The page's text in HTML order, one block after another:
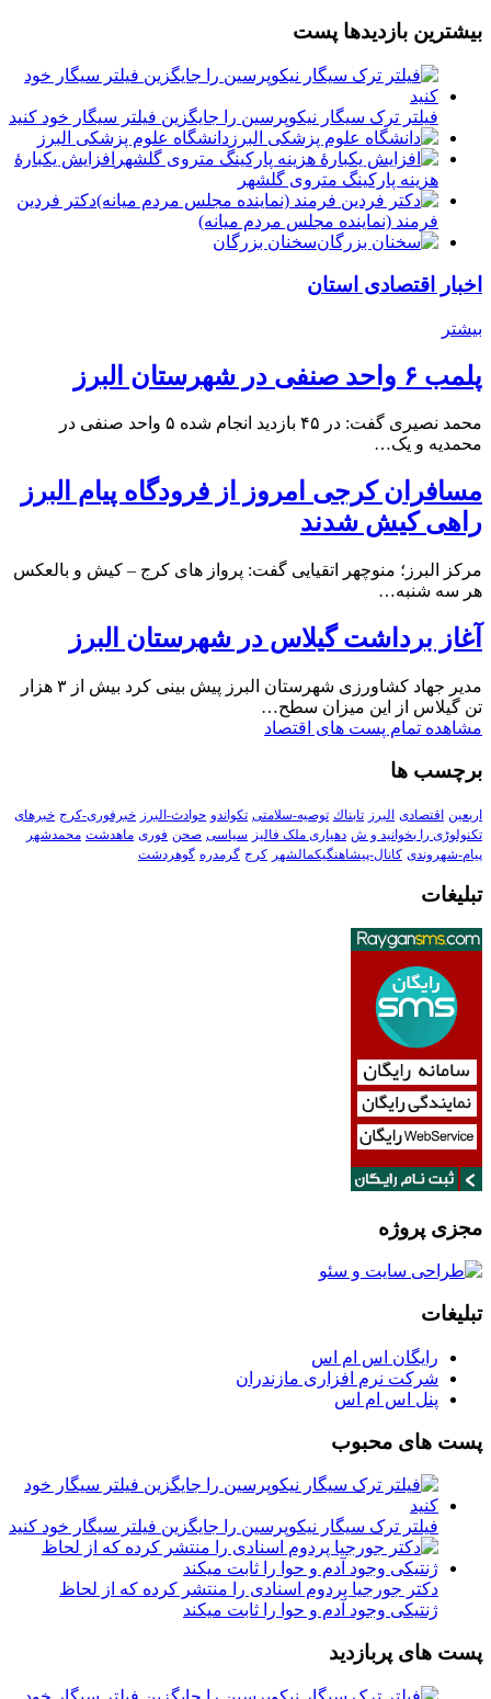
بیشترین بازدیدها پست
فیلتر ترک سیگار نیکوپرسین را جایگزین فیلتر سیگار خود کنید
دانشگاه علوم پزشکی البرز
افزایش یکبارۀ
هزینه پارکینگ متروی گلشهر
دكتر فردين
فرمند (نماينده مجلس مردم میانه)
سخنان بزرگان
اخبار اقتصادی استان
بیشتر
پلمب ۶ واحد صنفی در شهرستان البرز
محمد نصیری گفت: در ۴۵ بازدید انجام شده ۵ واحد صنفی در
محمدیه و یک…
مسافران کرجی امروز از فرودگاه پیام البرز
راهی کیش شدند
مرکز البرز؛ منوچهر اتقیایی گفت: پرواز های کرج – کیش و بالعکس
هر سه شنبه…
آغاز برداشت گیلاس در شهرستان البرز
مدیر جهاد کشاورزی شهرستان البرز پیش بینی کرد بیش از ۳ هزار
تن گیلاس از این میزان سطح…
مشاهده تمام پست های اقتصاد
برچسب ها
اربعین اقتصادی البرز تابناك توصیه-سلامتی تکواندو حوادث-البرز خبرفوری-کرج خبرهای
تکنولوڑی را بخوانید و ش دهیاری ملک فالیز سیاسی صحن فوری ماهدشت محمدشهر
پیام-شهروندی کانال-پیشاهنگیکمالشهر کرج گرمدره گوهردشت
تبلیغات
مجزی پروژه
تبلیغات
رایگان اس ام اس
شرکت نرم افزاری مازندران
پنل اس ام اس
پست های محبوب
فیلتر ترک سیگار نیکوپرسین را جایگزین فیلتر سیگار خود کنید
دکتر جورجیا پردوم اسنادی را منتشر کرده که از لحاظ
ژنتیکی وجود آدم و حوا را ثابت میکند
پست های پربازدید